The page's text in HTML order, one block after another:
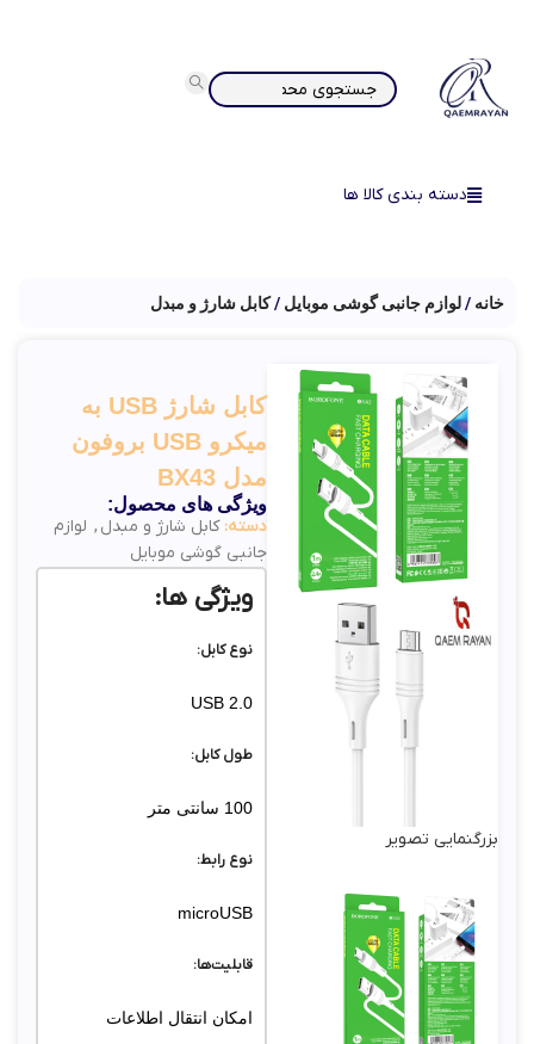
دسته بندی کالا ها
خانه لوازم جانبی گوشی موبایل کابل شارژ و مبدل
بزرگنمایی تصویر
کابل شارژ USB به
میکرو USB بروفون
مدل BX43
ویژگی های محصول:
دسته: کابل شارژ و مبدل , لوازم
جانبی گوشی موبایل
ویژگی ها:
نوع کابل:
USB 2.0
طول کابل:
100 سانتی متر
نوع رابط:
microUSB
قابلیت‌ها:
امکان انتقال اطلاعات